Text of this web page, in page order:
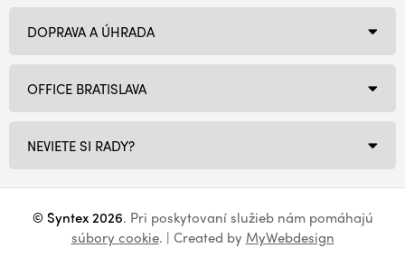
OFFICE BRATISLAVA
NEVIETE SI RADY?
DOPRAVA A ÚHRADA
© Syntex 2026. Pri poskytovaní služieb nám pomáhajú
súbory cookie. | Created by MyWebdesign